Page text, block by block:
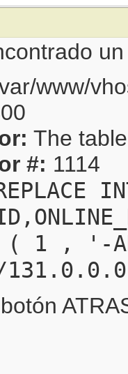
www/
The
#: 1114
( 1 ,